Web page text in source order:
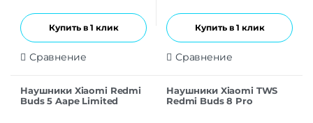
Купить в 1 клик
Сравнение
Купить в 1 клик
Сравнение
Наушники Xiaomi Redmi
Buds 5 Aape Limited
Наушники Xiaomi TWS
Redmi Buds 8 Pro